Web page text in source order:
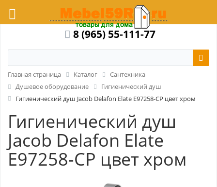
8 (965) 55-111-77
Главная страница Каталог
Сантехника
Душевое оборудование
Гигиенический душ
Гигиенический душ Jacob Delafon Elate E97258-CP цвет хром
Гигиенический душ
Jacob Delafon Elate
E97258-CP цвет хром